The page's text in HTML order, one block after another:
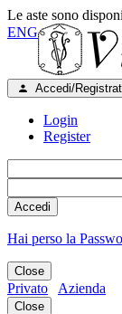
Le aste sono
ENG
Accedi/
Login
Register
Accedi
Hai perso la
Close
Privato Azienda
Close